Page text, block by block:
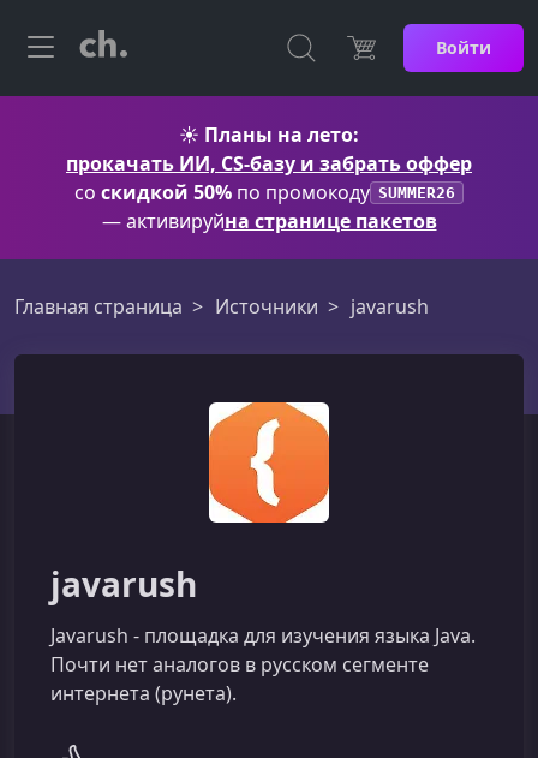
Войти
☀️ Планы на лето:
прокачать ИИ, CS-базу и забрать оффер
со скидкой 50% по промокоду SUMMER26
— активируйна странице пакетов
Главная страница Источники javarush
javarush
Javarush - площадка для изучения языка Java.
Почти нет аналогов в русском сегменте
интернета (рунета).